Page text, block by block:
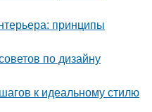
принципы
по дизайну
к идеальному стилю